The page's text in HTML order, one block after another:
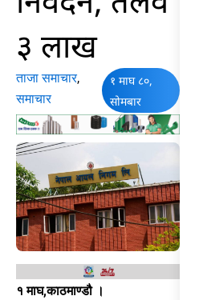
३ लाख
ताजा समाचार,
समाचार
१ माघ ८०,
सोमबार
१ माघ,काठमाण्डौ ।